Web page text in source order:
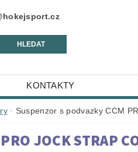
KONTAKTY
Suspenzor s podvazky CCM
JOCK STRAP